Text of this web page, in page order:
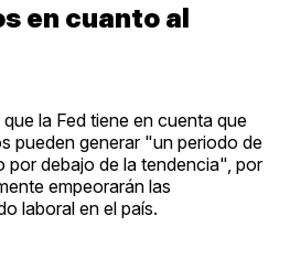
en cuanto al
la Fed tiene en cuenta que
pueden generar "un periodo de
debajo de la tendencia", por
empeorarán las
laboral en el país.